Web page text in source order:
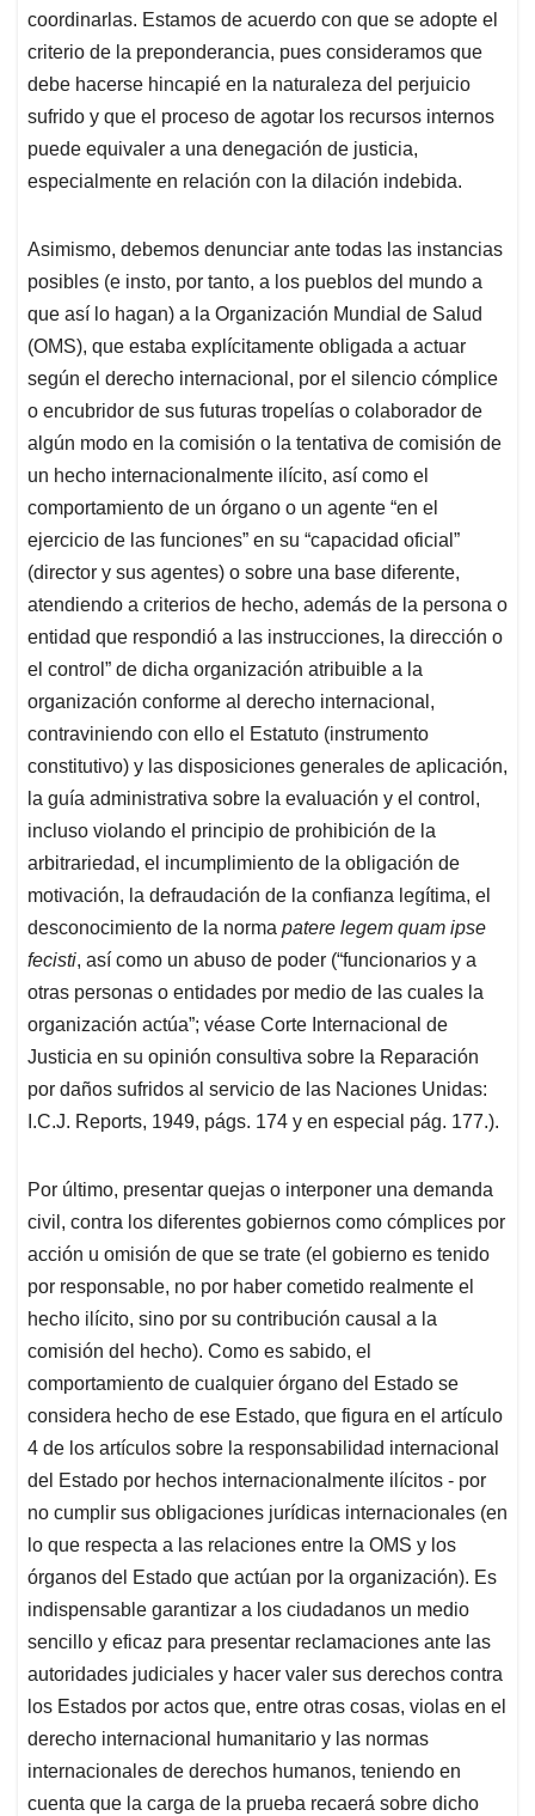
coordinarlas. Estamos de acuerdo con que se adopte el
criterio de la preponderancia, pues consideramos que
debe hacerse hincapié en la naturaleza del perjuicio
sufrido y que el proceso de agotar los recursos internos
puede equivaler a una denegación de justicia,
especialmente en relación con la dilación indebida.
Asimismo, debemos denunciar ante todas las instancias
posibles (e insto, por tanto, a los pueblos del mundo a
que así lo hagan) a la Organización Mundial de Salud
(OMS), que estaba explícitamente obligada a actuar
según el derecho internacional, por el silencio cómplice
o encubridor de sus futuras tropelías o colaborador de
algún modo en la comisión o la tentativa de comisión de
un hecho internacionalmente ilícito, así como el
comportamiento de un órgano o un agente “en el
ejercicio de las funciones” en su “capacidad oficial”
(director y sus agentes) o sobre una base diferente,
atendiendo a criterios de hecho, además de la persona o
entidad que respondió a las instrucciones, la dirección o
el control” de dicha organización atribuible a la
organización conforme al derecho internacional,
contraviniendo con ello el Estatuto (instrumento
constitutivo) y las disposiciones generales de aplicación,
la guía administrativa sobre la evaluación y el control,
incluso violando el principio de prohibición de la
arbitrariedad, el incumplimiento de la obligación de
motivación, la defraudación de la confianza legítima, el
desconocimiento de la norma patere legem quam ipse
fecisti, así como un abuso de poder (“funcionarios y a
otras personas o entidades por medio de las cuales la
organización actúa”; véase Corte Internacional de
Justicia en su opinión consultiva sobre la Reparación
por daños sufridos al servicio de las Naciones Unidas:
I.C.J. Reports, 1949, págs. 174 y en especial pág. 177.).
Por último, presentar quejas o interponer una demanda
civil, contra los diferentes gobiernos como cómplices por
acción u omisión de que se trate (el gobierno es tenido
por responsable, no por haber cometido realmente el
hecho ilícito, sino por su contribución causal a la
comisión del hecho). Como es sabido, el
comportamiento de cualquier órgano del Estado se
considera hecho de ese Estado, que figura en el artículo
4 de los artículos sobre la responsabilidad internacional
del Estado por hechos internacionalmente ilícitos - por
no cumplir sus obligaciones jurídicas internacionales (en
lo que respecta a las relaciones entre la OMS y los
órganos del Estado que actúan por la organización). Es
indispensable garantizar a los ciudadanos un medio
sencillo y eficaz para presentar reclamaciones ante las
autoridades judiciales y hacer valer sus derechos contra
los Estados por actos que, entre otras cosas, violas en el
derecho internacional humanitario y las normas
internacionales de derechos humanos, teniendo en
cuenta que la carga de la prueba recaerá sobre dicho